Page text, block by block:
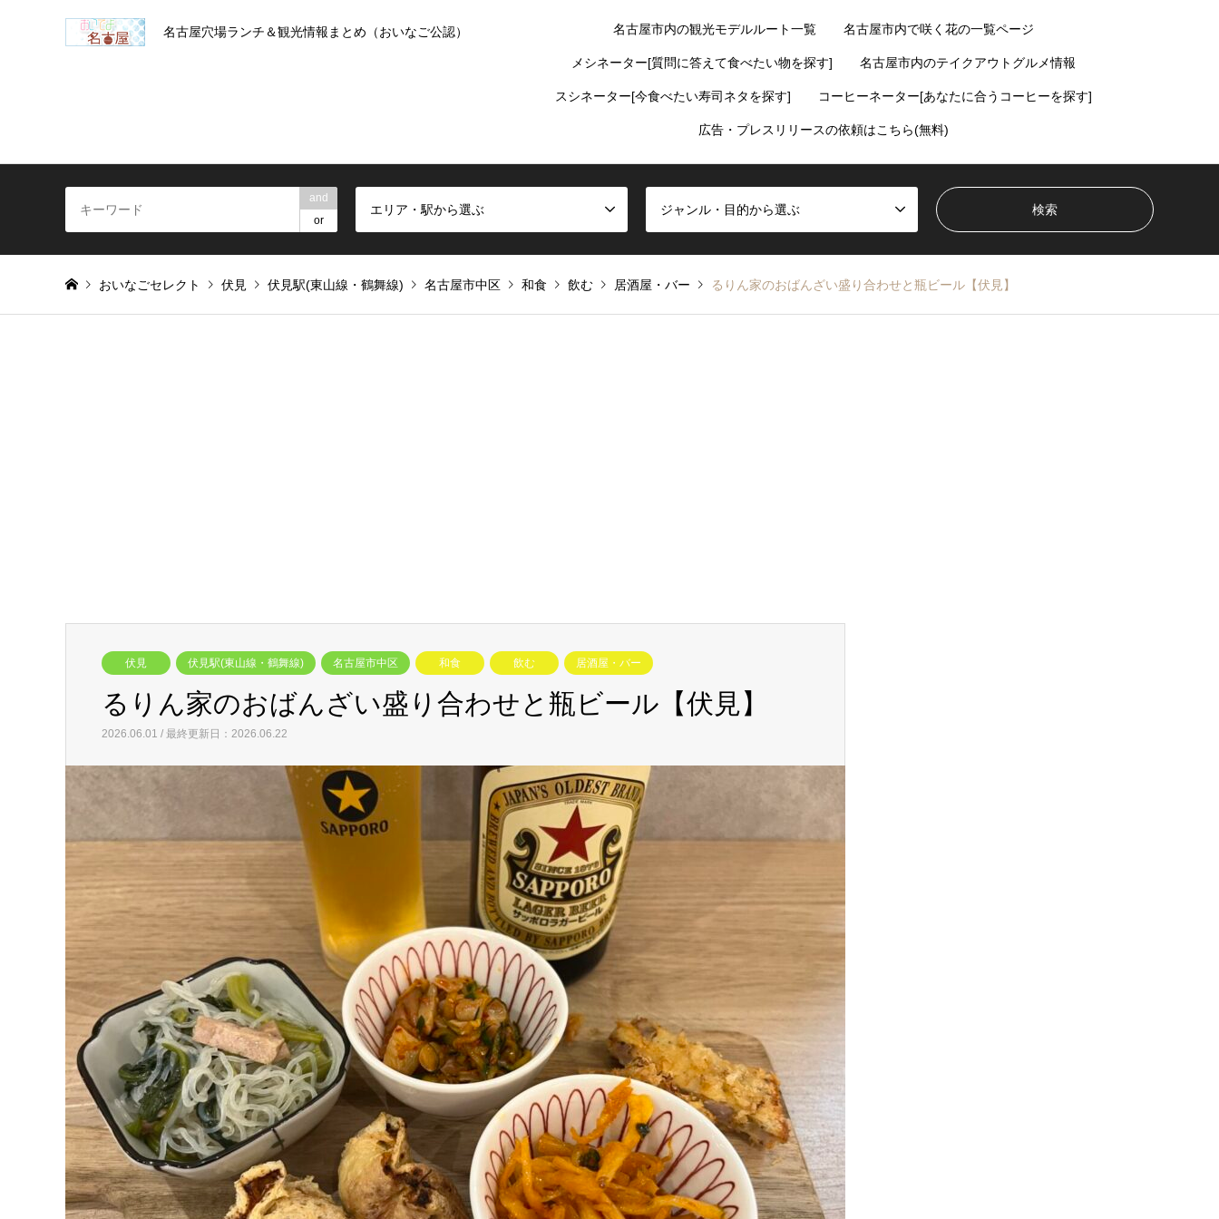
名古屋穴場ランチ＆観光情報まとめ（おいなご公認） 名古屋市内の観光モデルルート一覧 名古屋市内で咲く花の一覧ページ
メシネーター[質問に答えて食べたい物を探す] 名古屋市内のテイクアウトグルメ情報
スシネーター[今食べたい寿司ネタを探す] コーヒーネーター[あなたに合うコーヒーを探す]
広告・プレスリリースの依頼はこちら(無料)
and
or
エリア・駅から選ぶ ジャンル・目的から選ぶ
おいなごセレクト 伏見 伏見駅(東山線・鶴舞線) 名古屋市中区 和食 飲む 居酒屋・バー るりん家のおばんざい盛り合わせと瓶ビール【伏見】
伏見 伏見駅(東山線・鶴舞線) 名古屋市中区 和食 飲む 居酒屋・バー
るりん家のおばんざい盛り合わせと瓶ビール【伏見】
2026.06.01 / 最終更新日：2026.06.22